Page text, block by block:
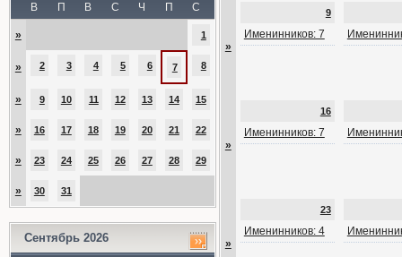
В П В С Ч П С
» 1
» 2 3 4 5 6 7 8
» 9 10 11 12 13 14 15
» 16 17 18 19 20 21 22
» 23 24 25 26 27 28 29
» 30 31
Сентябрь 2026
»
9
Именинников: 7
»
16
Именинников: 7
»
23
Именинников: 4